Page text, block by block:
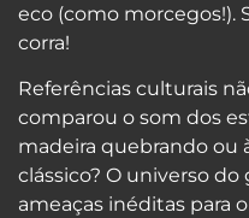
eco (como morcegos!).
corra!
Referências culturais
comparou o som dos
madeira quebrando ou
clássico? O universo
ameaças inéditas para